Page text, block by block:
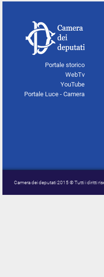
Portale storico
WebTv
YouTube
Portale Luce - Camera
Camera dei deputati 2015 © Tutti i diritti